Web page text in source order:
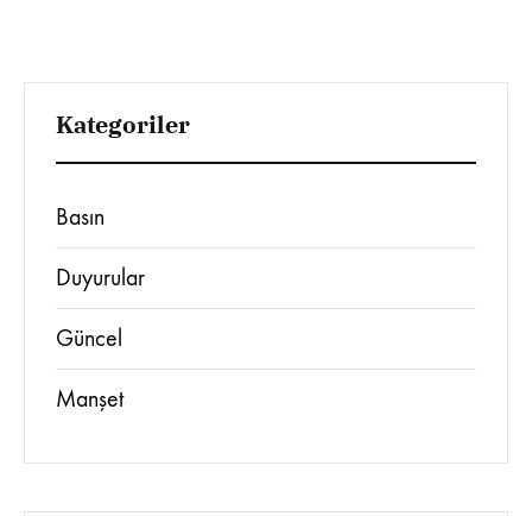
Kategoriler
Basın
Duyurular
Güncel
Manşet